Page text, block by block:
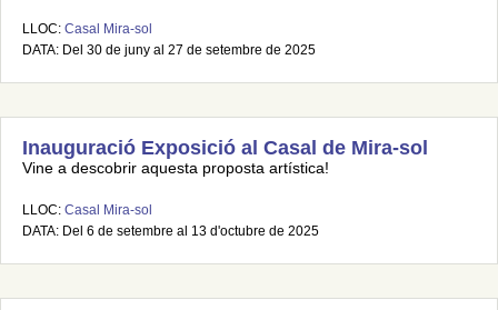
LLOC: Casal Mira-sol
DATA: Del 30 de juny al 27 de setembre de 2025
Inauguració Exposició al Casal de Mira-sol
Vine a descobrir aquesta proposta artística!
LLOC: Casal Mira-sol
DATA: Del 6 de setembre al 13 d'octubre de 2025